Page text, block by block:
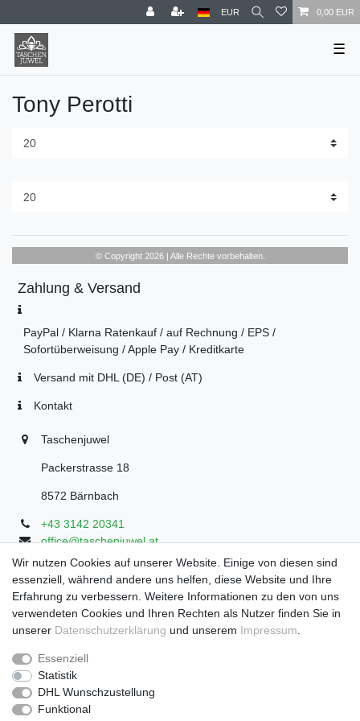
EUR 0,00 EUR
☰
Tony Perotti
© Copyright 2026 | Alle Rechte vorbehalten.
Zahlung & Versand
PayPal / Klarna Ratenkauf / auf Rechnung / EPS /
Sofortüberweisung / Apple Pay / Kreditkarte
Versand mit DHL (DE) / Post (AT)
Kontakt
Taschenjuwel
Packerstrasse 18
8572 Bärnbach
+43 3142 20341
office@taschenjuwel.at
Montag - Freitag: 08:30 - 18:00
Samstag: 8:30 - 17 Uhr
Daten­schutz­erklärung
Wir nutzen Cookies auf unserer Website. Einige von diesen sind
essenziell, während andere uns helfen, diese Website und Ihre
Erfahrung zu verbessern. Weitere Informationen zu den von uns
verwendeten Cookies und Ihren Rechten als Nutzer finden Sie in
unserer Daten­schutz­erklärung und unserem Impressum
Essenziell
Statistik
DHL Wunschzustellung
Funktional